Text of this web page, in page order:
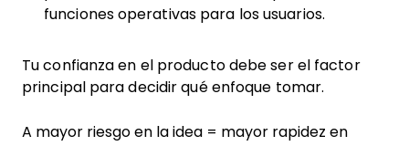
funciones operativas para los usuarios.
Tu confianza en el producto debe ser el factor
principal para decidir qué enfoque tomar.
A mayor riesgo en la idea = mayor rapidez en